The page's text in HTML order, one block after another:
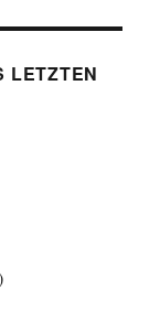
LETZTEN